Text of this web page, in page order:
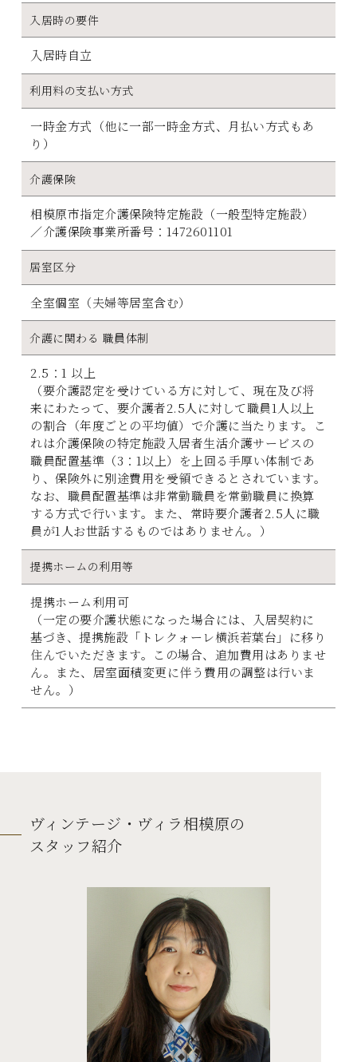
入居時の要件
入居時自立
利用料の支払い方式
一時金方式（他に一部一時金方式、月払い方式もあ
り）
介護保険
相模原市指定介護保険特定施設（一般型特定施設）
／介護保険事業所番号：1472601101
居室区分
全室個室（夫婦等居室含む）
介護に関わる 職員体制
2.5：1 以上
（要介護認定を受けている方に対して、現在及び将
来にわたって、要介護者2.5人に対して職員1人以上
の割合（年度ごとの平均値）で介護に当たります。こ
れは介護保険の特定施設入居者生活介護サービスの
職員配置基準（3：1以上）を上回る手厚い体制であ
り、保険外に別途費用を受領できるとされています。
なお、職員配置基準は非常勤職員を常勤職員に換算
する方式で行います。また、常時要介護者2.5人に職
員が1人お世話するものではありません。）
提携ホームの利用等
提携ホーム利用可
（一定の要介護状態になった場合には、入居契約に
基づき、提携施設「トレクォーレ横浜若葉台」に移り
住んでいただきます。この場合、追加費用はありませ
ん。また、居室面積変更に伴う費用の調整は行いま
せん。）
ヴィンテージ・ヴィラ相模原の
スタッフ紹介